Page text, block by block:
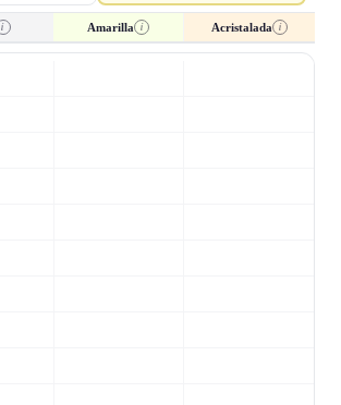
i Amarilla i Acristalada i